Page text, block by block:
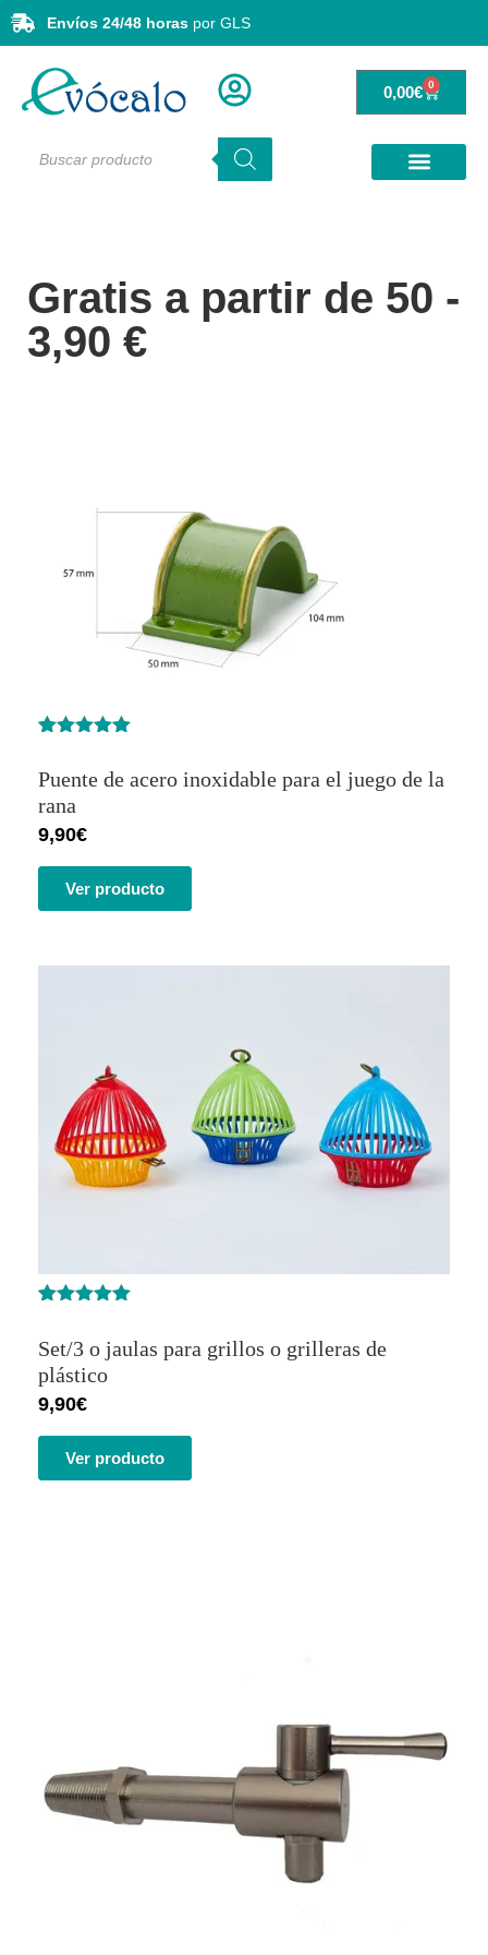
Envíos 24/48 horaspor GLS
0,00€ 0
Gratis a partir de 50 -
3,90 €
5 en base
a
valoracione
s de
Puente de acero inoxidable para el juego de la
rana
9,90€
Ver producto
5 en base
avaloración
de un
cliente
Set/3 o jaulas para grillos o grilleras de
plástico
9,90€
Ver producto